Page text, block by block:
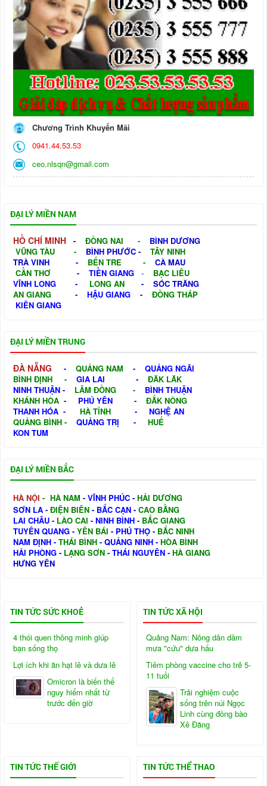
Chương Trình Khuyến Mãi
0941.44.53.53
ceo.nlsqn@gmail.com
ĐẠI LÝ MIỀN NAM
HỒ CHÍ MINH - ĐỒNG NAI - BÌNH DƯƠNG
VŨNG TÀU - BÌNH PHƯỚC - TÂY NINH
TRÀ VINH - BẾN TRE - CÀ MAU
CẦN THƠ - TIỀN GIANG - BẠC LIÊU
VĨNH LONG
- LONG AN - SÓC TRĂNG
AN GIANG
- HẬU GIANG -
ĐỒNG THÁP
KIÊN GIANG
ĐẠI LÝ MIỀN TRUNG
ĐÀ NẴNG - QUẢNG NAM - QUẢNG NGÃI
BÌNH ĐỊNH
- GIA LAI - ĐĂK LĂK
NINH THUẬN - LÂM ĐỒNG - BÌNH THUẬN
KHÁNH HÒA - PHÚ YÊN -
ĐẮK NÔNG
THANH HÓA - HÀ TỈNH -
NGHỆ AN
QUẢNG BÌNH - QUẢNG TRỊ -
HUẾ
KON TUM
ĐẠI LÝ MIỀN BẮC
HÀ NỘI - HÀ NAM - VĨNH PHÚC - HẢI DƯƠNG
SƠN LA - ĐIỆN BIÊN - BẮC CẠN - CAO BẰNG
LAI CHÂU - LÀO CAI - NINH BÌNH - BẮC GIANG
TUYÊN QUANG - YÊN BÁI - PHÚ THỌ - BẮC NINH
NAM ĐỊNH - THÁI BÌNH - QUẢNG NINH - HÒA BÌNH
HẢI PHÒNG - LẠNG SƠN - THÁI NGUYÊN - HÀ GIANG
HƯNG YÊN
TIN TỨC SỨC KHOẺ
4 thói quen thông minh giúp
bạn sống thọ
Lợi ích khi ăn hạt lê và dưa lê
Omicron là biến thể
nguy hiểm nhất từ
trước đến giờ
TIN TỨC XÃ HỘI
Quảng Nam: Nông dân dầm
mưa "cứu" dưa hấu
Tiêm phòng vaccine cho trẻ 5-
11 tuổi
Trải nghiệm cuộc
sống trên núi Ngọc
Linh cùng đồng bào
Xê Đăng
TIN TỨC THẾ GIỚI TIN TỨC THỂ THAO